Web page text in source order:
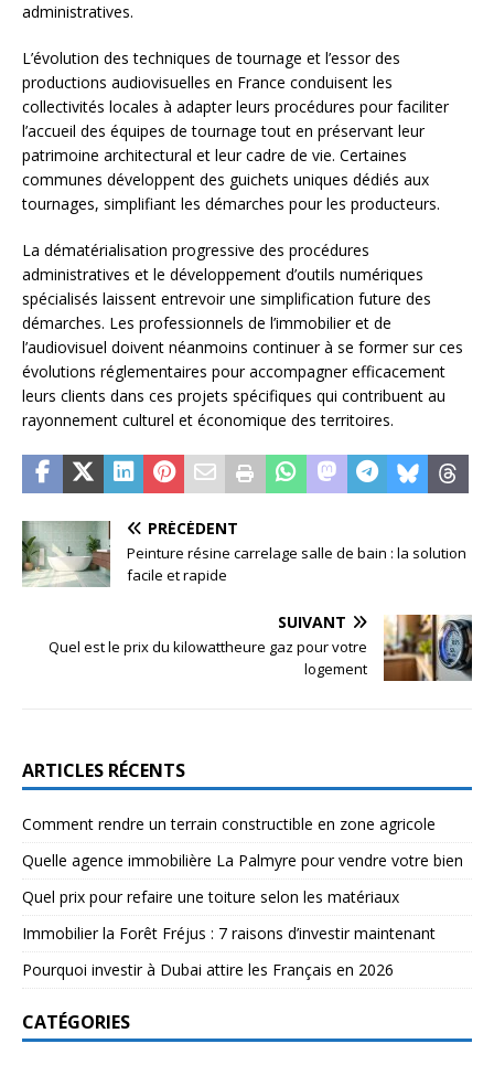
administratives.
L’évolution des techniques de tournage et l’essor des
productions audiovisuelles en France conduisent les
collectivités locales à adapter leurs procédures pour faciliter
l’accueil des équipes de tournage tout en préservant leur
patrimoine architectural et leur cadre de vie. Certaines
communes développent des guichets uniques dédiés aux
tournages, simplifiant les démarches pour les producteurs.
La dématérialisation progressive des procédures
administratives et le développement d’outils numériques
spécialisés laissent entrevoir une simplification future des
démarches. Les professionnels de l’immobilier et de
l’audiovisuel doivent néanmoins continuer à se former sur ces
évolutions réglementaires pour accompagner efficacement
leurs clients dans ces projets spécifiques qui contribuent au
rayonnement culturel et économique des territoires.
PRÉCÉDENT
Peinture résine carrelage salle de bain : la solution
facile et rapide
SUIVANT
Quel est le prix du kilowattheure gaz pour votre
logement
ARTICLES RÉCENTS
Comment rendre un terrain constructible en zone agricole
Quelle agence immobilière La Palmyre pour vendre votre bien
Quel prix pour refaire une toiture selon les matériaux
Immobilier la Forêt Fréjus : 7 raisons d’investir maintenant
Pourquoi investir à Dubai attire les Français en 2026
CATÉGORIES